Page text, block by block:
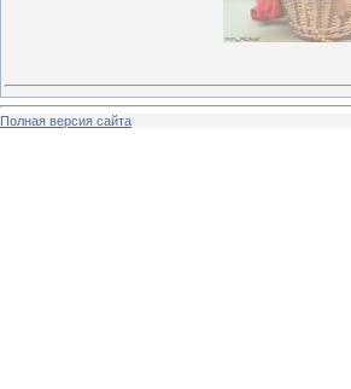
Полная версия сайта